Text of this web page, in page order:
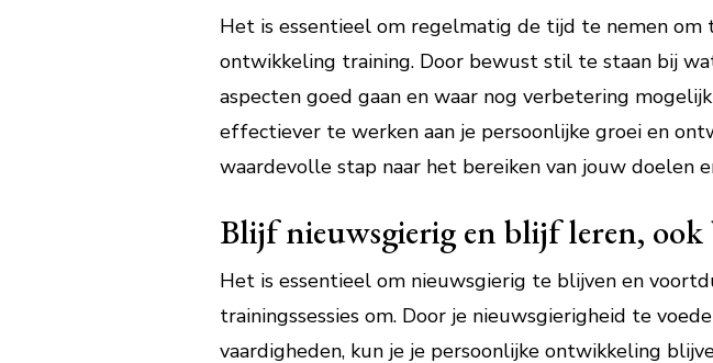
Het is essentieel om regelmatig de tijd te nemen
ontwikkeling training. Door bewust stil te staan bij
aspecten goed gaan en waar nog verbetering
effectiever te werken aan je persoonlijke groei en
waardevolle stap naar het bereiken van jouw doelen
Blijf nieuwsgierig en blijf leren, ook
Het is essentieel om nieuwsgierig te blijven en
trainingssessies om. Door je nieuwsgierigheid te
vaardigheden, kun je je persoonlijke ontwikkeling